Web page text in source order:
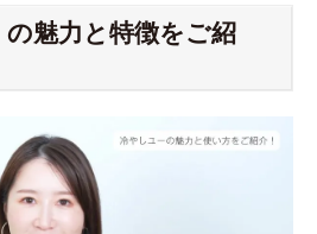
の魅力と特徴をご紹